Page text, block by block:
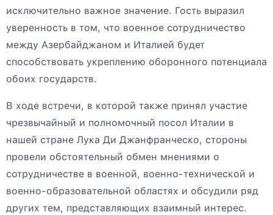
исключительно важное значение. Гость выразил
уверенность в том, что военное сотрудничество
между Азербайджаном и Италией будет
способствовать укреплению оборонного потенциала
обоих государств.
В ходе встречи, в которой также принял участие
чрезвычайный и полномочный посол Италии в
нашей стране Лука Ди Джанфранческо, стороны
провели обстоятельный обмен мнениями о
сотрудничестве в военной, военно-технической и
военно-образовательной областях и обсудили ряд
других тем, представляющих взаимный интерес.